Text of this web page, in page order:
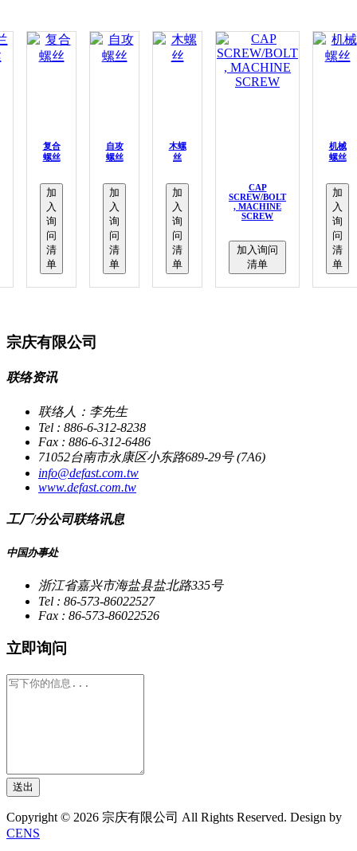
复合
螺丝
加
入
询
问
清
单
自攻
螺丝
加
入
询
问
清
单
木螺
丝
加
入
询
问
清
单
CAP
SCREW/BOLT
, MACHINE
SCREW
加入询问
清单
机械
螺丝
加
入
询
问
清
单
宗庆有限公司
联络资讯
联络人：李先生
Tel : 886-6-312-8238
Fax : 886-6-312-6486
71052台南市永康区小东路689-29号 (7A6)
info@defast.com.tw
www.defast.com.tw
工厂/分公司联络讯息
中国办事处
浙江省嘉兴市海盐县盐北路335号
Tel : 86-573-86022527
Fax : 86-573-86022526
立即询问
送出
Copyright © 2026 宗庆有限公司 All Rights Reserved. Design by
CENS